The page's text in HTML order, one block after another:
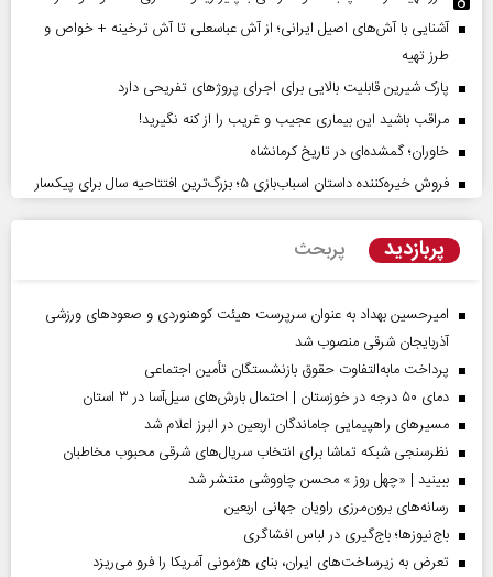
آشنایی با آش‌های اصیل ایرانی؛ از آش عباسعلی تا آش ترخینه + خواص و
طرز تهیه
پارک شیرین قابلیت‌ بالایی برای اجرای پروژهای تفریحی دارد
مراقب باشید این بیماری عجیب و غریب را از کنه نگیرید!
خاوران؛ گمشده‌ای در تاریخ کرمانشاه
فروش خیره‌کننده داستان اسباب‌بازی ۵؛ بزرگ‌ترین افتتاحیه سال برای پیکسار
پربازدید پربحث
امیرحسین بهداد به عنوان سرپرست هیئت کوهنوردی و صعودهای ورزشی
آذربایجان شرقی منصوب شد
پرداخت مابه‌التفاوت حقوق بازنشستگان تأمین اجتماعی
دمای ۵۰ درجه در خوزستان | احتمال بارش‌های سیل‌آسا در ۳ استان
مسیر‌های راهپیمایی جاماندگان اربعین در البرز اعلام شد
نظرسنجی شبکه تماشا برای انتخاب سریال‌های شرقی محبوب مخاطبان
ببینید | «چهل روز » محسن چاووشی منتشر شد
رسانه‌های برون‌مرزی راویان جهانی اربعین
باج‌نیوزها؛ باج‌گیری در لباس افشاگری
تعرض به زیرساخت‌های ایران، بنای هژمونی آمریکا را فرو می‌ریزد